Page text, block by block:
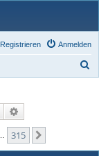
Anmelden
Registrieren
Suche
315